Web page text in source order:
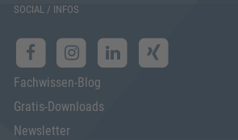
SOCIAL / INFOS
Fachwissen-Blog
Gratis-Downloads
Newsletter